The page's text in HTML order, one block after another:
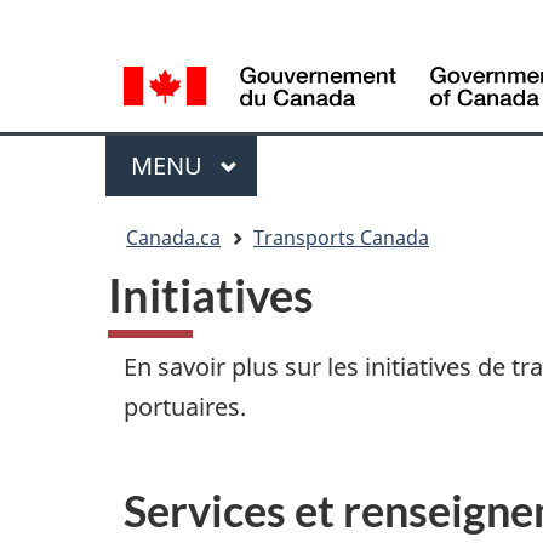
de
la
langue
Language
switcher
Menu
MENU PRINCIPAL
Canada.ca Transports Canada
Initiatives
En savoir plus sur les initiatives de
portuaires.
Services et